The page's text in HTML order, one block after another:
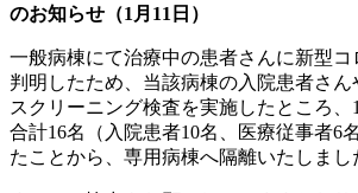
のお知らせ（1月11日）
一般病棟にて治療中の患者さんに新型
判明したため、当該病棟の入院患者さん
スクリーニング検査を実施したところ、
合計16名（入院患者10名、医療従事者6
たことから、専用病棟へ隔離いたしまし